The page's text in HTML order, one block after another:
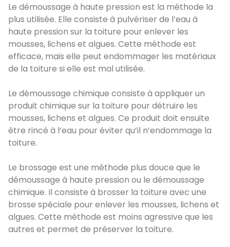
Le démoussage à haute pression est la méthode la
plus utilisée. Elle consiste à pulvériser de l’eau à
haute pression sur la toiture pour enlever les
mousses, lichens et algues. Cette méthode est
efficace, mais elle peut endommager les matériaux
de la toiture si elle est mal utilisée.
Le démoussage chimique consiste à appliquer un
produit chimique sur la toiture pour détruire les
mousses, lichens et algues. Ce produit doit ensuite
être rincé à l’eau pour éviter qu’il n’endommage la
toiture.
Le brossage est une méthode plus douce que le
démoussage à haute pression ou le démoussage
chimique. Il consiste à brosser la toiture avec une
brosse spéciale pour enlever les mousses, lichens et
algues. Cette méthode est moins agressive que les
autres et permet de préserver la toiture.